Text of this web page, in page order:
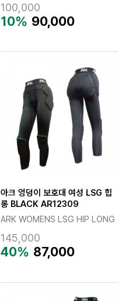
100,000
10% 90,000
아크 엉덩이 보호대 여성 LSG 힙
롱 BLACK AR12309
ARK WOMENS LSG HIP LONG
145,000
40% 87,000